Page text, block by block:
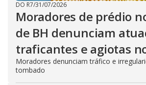
DO R7/31/07/2026
Moradores de prédio
de BH denunciam
traficantes e agiotas
Moradores denunciam tráfico e
tombado